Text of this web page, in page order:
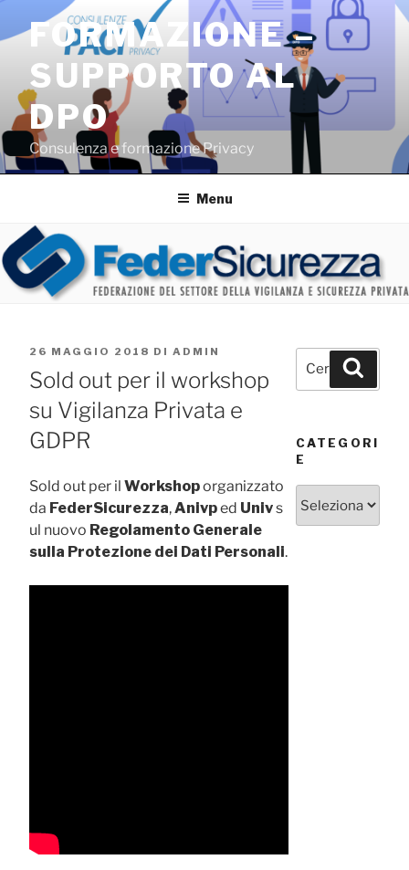
contenuto
FORMAZIONE –
SUPPORTO AL
DPO
Consulenza e formazione Privacy
Menu
PUBBLICATO
IL
26 MAGGIO 2018 DI ADMIN
Sold out per il workshop
su Vigilanza Privata e
GDPR
Sold out per il Workshoporganizzato
da FederSicurezza,Anivped Univs
ul nuovo Regolamento Generale
sulla Protezione dei Dati Personali.
Cerca:
CATEGORI
E